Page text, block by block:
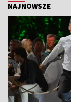
NAJNOWSZE